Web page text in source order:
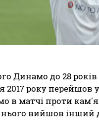
Динамо до 28
2017 року перейшов
в матчі проти
нього вийшов